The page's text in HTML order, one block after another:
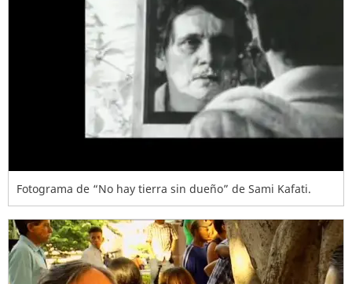
Fotograma de “No hay tierra sin dueño” de Sami Kafati.